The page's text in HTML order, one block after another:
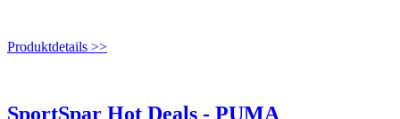
Produktdetails >>
SportSpar Hot Deals - PUMA